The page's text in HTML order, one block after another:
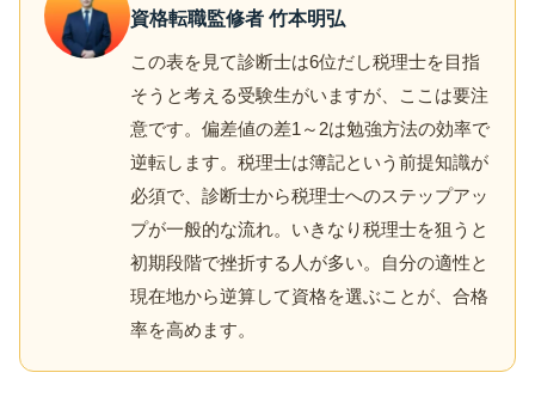
資格転職監修者 竹本明弘
この表を見て診断士は6位だし税理士を目指
そうと考える受験生がいますが、ここは要注
意です。偏差値の差1～2は勉強方法の効率で
逆転します。税理士は簿記という前提知識が
必須で、診断士から税理士へのステップアッ
プが一般的な流れ。いきなり税理士を狙うと
初期段階で挫折する人が多い。自分の適性と
現在地から逆算して資格を選ぶことが、合格
率を高めます。